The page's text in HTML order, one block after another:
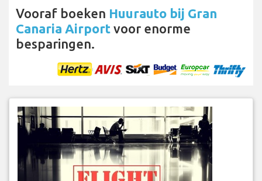
Vooraf boeken Huurauto bij Gran
Canaria Airport voor enorme
besparingen.